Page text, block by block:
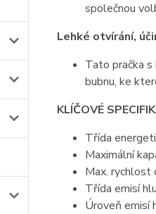
společnou
Lehké otvírání,
Tato pračka
bubnu, ke
KLÍČOVÉ
Třída
Maximální
Max. rychlost
Třída emisí
Úroveň emisí